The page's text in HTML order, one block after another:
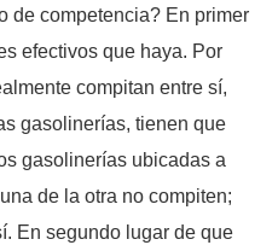
de competencia? En primer
efectivos que haya. Por
compitan entre sí,
gasolinerías, tienen que
gasolinerías ubicadas a
de la otra no compiten;
En segundo lugar de que